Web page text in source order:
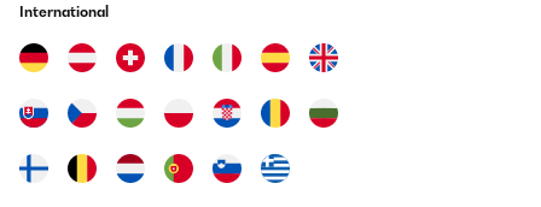
International